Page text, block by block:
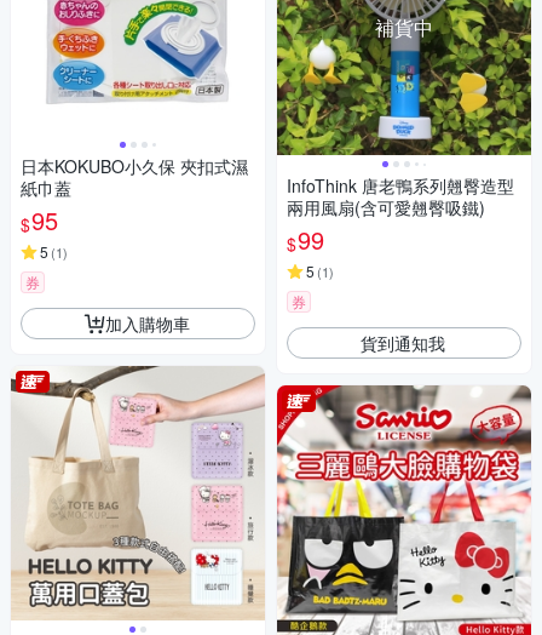
日本KOKUBO小久保 夾扣式濕
紙巾蓋
$95
5 (1)
券
加入購物車
補貨中
InfoThink 唐老鴨系列翹臀造型
兩用風扇(含可愛翹臀吸鐵)
$99
5 (1)
券
貨到通知我